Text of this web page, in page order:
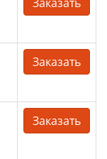
Заказать
Заказать